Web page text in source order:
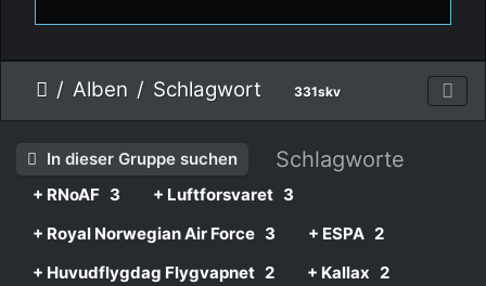
Alben Schlagwort 331skv
In dieser Gruppe suchen Schlagworte
+ RNoAF 3 + Luftforsvaret 3
+ Royal Norwegian Air Force 3 + ESPA 2
+ Huvudflygdag Flygvapnet 2 + Kallax 2